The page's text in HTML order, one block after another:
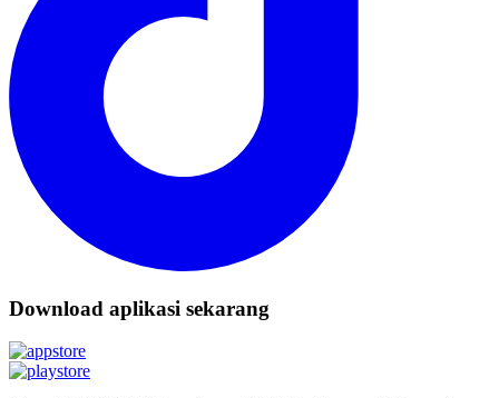
Download aplikasi sekarang